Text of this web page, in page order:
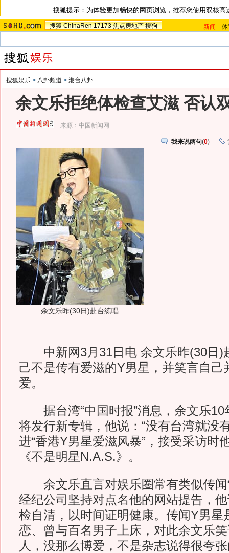
搜狐提示：为体验更加畅快的网页浏览，推荐您使用双核高
搜狐 ChinaRen 17173 焦点房地产 搜狗 新闻 -
搜狐娱乐 > 八卦频道 > 港台八卦
余文乐拒绝体检查艾滋 否认
来源： 中国新闻网
我来说两句(0)
余文乐昨(30日)赴台练唱
中新网3月31日电 余文乐昨(30日)
己不是传有爱滋的Y男星，并笑言自己
爱。
据台湾“中国时报”消息，余文乐10
将发行新专辑，他说：“没有台湾就没
进“香港Y男星爱滋风暴”，接受采访时
《不是明星N.A.S.》。
余文乐直言对娱乐圈常有类似传闻
经纪公司坚持对点名他的网站提告，
检自清，以时间证明健康。传闻Y男星
恋、曾与百名男子上床，对此余文乐
人，没那么博爱，不是杂志说得很夸